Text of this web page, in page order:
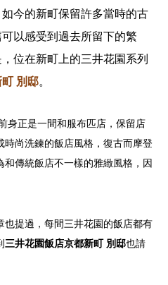
今的新町保留許多當時的古
以感受到過去所留下的繁
位在新町上的三井花園系列
別邸。
前身正是一間和服布匹店，保留店
尚洗鍊的飯店風格，復古而摩登
傳統飯店不一樣的雅緻風格，因
也提過，每間三井花園的飯店都有
三井花園飯店京都新町 別邸也請